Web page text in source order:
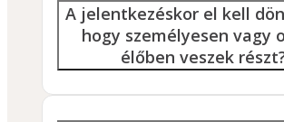
A jelentkezéskor el kell
hogy személyesen vagy
élőben veszek